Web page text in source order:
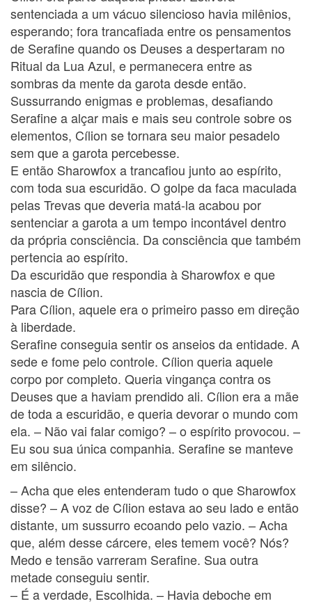
sentenciada a um vácuo silencioso havia milênios,
esperando; fora trancafiada entre os pensamentos
de Serafine quando os Deuses a despertaram no
Ritual da Lua Azul, e permanecera entre as
sombras da mente da garota desde então.
Sussurrando enigmas e problemas, desafiando
Serafine a alçar mais e mais seu controle sobre os
elementos, Cílion se tornara seu maior pesadelo
sem que a garota percebesse.
E então Sharowfox a trancafiou junto ao espírito,
com toda sua escuridão. O golpe da faca maculada
pelas Trevas que deveria matá-la acabou por
sentenciar a garota a um tempo incontável dentro
da própria consciência. Da consciência que também
pertencia ao espírito.
Da escuridão que respondia à Sharowfox e que
nascia de Cílion.
Para Cílion, aquele era o primeiro passo em direção
à liberdade.
Serafine conseguia sentir os anseios da entidade. A
sede e fome pelo controle. Cílion queria aquele
corpo por completo. Queria vingança contra os
Deuses que a haviam prendido ali. Cílion era a mãe
de toda a escuridão, e queria devorar o mundo com
ela. – Não vai falar comigo? – o espírito provocou. –
Eu sou sua única companhia. Serafine se manteve
em silêncio.
– Acha que eles entenderam tudo o que Sharowfox
disse? – A voz de Cílion estava ao seu lado e então
distante, um sussurro ecoando pelo vazio. – Acha
que, além desse cárcere, eles temem você? Nós?
Medo e tensão varreram Serafine. Sua outra
metade conseguiu sentir.
– É a verdade, Escolhida. – Havia deboche em